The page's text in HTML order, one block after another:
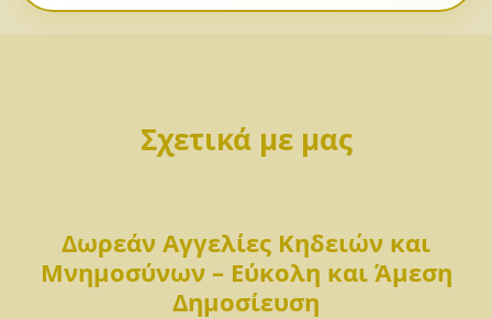
Σχετικά με μας
Δωρεάν Αγγελίες Κηδειών και
Μνημοσύνων – Εύκολη και Άμεση
Δημοσίευση